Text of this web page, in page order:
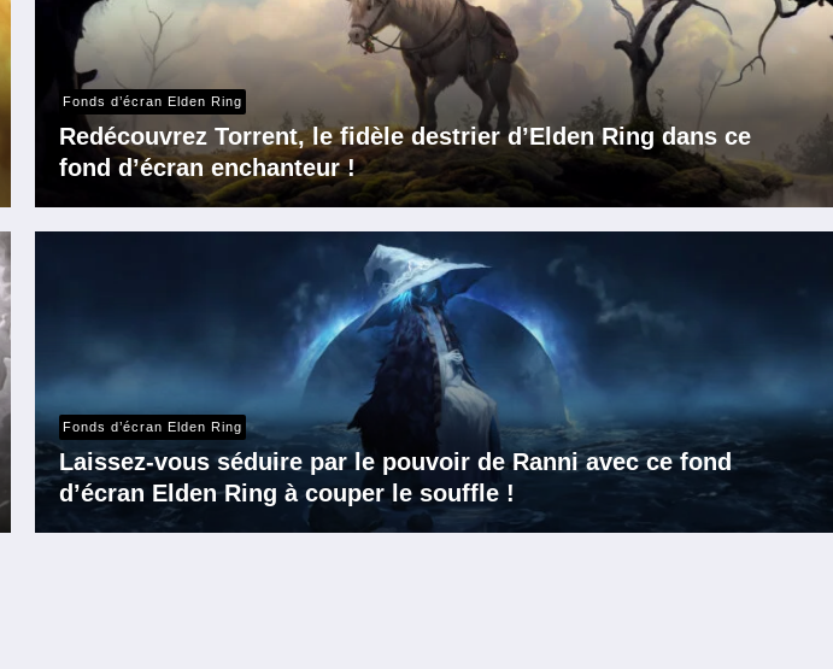
Fonds d’écran Elden Ring
Redécouvrez Torrent, le fidèle destrier d’Elden Ring dans ce
fond d’écran enchanteur !
Fonds d’écran Elden Ring
Laissez-vous séduire par le pouvoir de Ranni avec ce fond
d’écran Elden Ring à couper le souffle !